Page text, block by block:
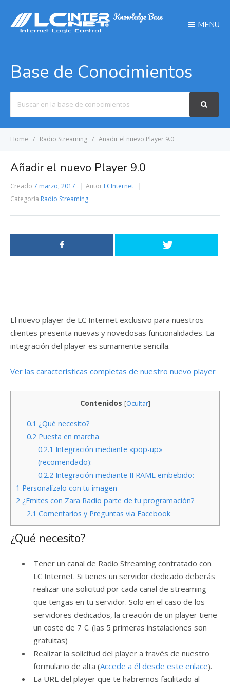
MENU
Base de Conocimientos
For
Home Radio Streaming Añadir el nuevo Player 9.0
Añadir el nuevo Player 9.0
Creado 7 marzo, 2017 Autor LCInternet
Categoría Radio Streaming
El nuevo player de LC Internet exclusivo para nuestros
clientes presenta nuevas y novedosas funcionalidades. La
integración del player es sumamente sencilla.
Ver las características completas de nuestro nuevo player
Contenidos [Ocultar]
0.1 ¿Qué necesito?
0.2 Puesta en marcha
0.2.1 Integración mediante «pop-up»
(recomendado):
0.2.2Integración mediante IFRAME embebido:
1 Personalízalo con tu imagen
2 ¿Emites con Zara Radio parte de tu programación?
2.1 Comentarios y Preguntas via Facebook
¿Qué necesito?
Tener un canal de Radio Streaming contratado con
LC Internet. Si tienes un servidor dedicado deberás
realizar una solicitud por cada canal de streaming
que tengas en tu servidor. Solo en el caso de los
servidores dedicados, la creación de un player tiene
un coste de 7 €. (las 5 primeras instalaciones son
gratuitas)
Realizar la solicitud del player a través de nuestro
formulario de alta (Accede a él desde este enlace).
La URL del player que te habremos facilitado al